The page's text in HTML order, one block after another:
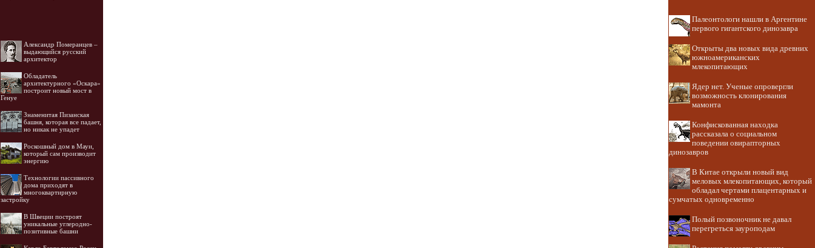
Александр Померанцев –
выдающийся русский
архитектор
Обладатель
архитектурного «Оскара»
построит новый мост в
Генуе
Знаменитая Пизанская
башня, которая все падает,
но никак не упадет
Роскошный дом в Мауи,
который сам производит
энергию
Технологии пассивного
дома приходят в
многоквартирную
застройку
В Швеции построят
уникальные углеродно-
позитивные башни
Палеонтологи нашли в Аргентине
первого гигантского динозавра
Открыты два новых вида древних
южноамериканских
млекопитающих
Ядер нет. Ученые опровергли
возможность клонирования
мамонта
Конфискованная находка
рассказала о социальном
поведении овирапторных
динозавров
В Китае открыли новый вид
меловых млекопитающих, который
обладал чертами плацентарных и
сумчатых одновременно
Полый позвоночник не давал
перегреться зауроподам